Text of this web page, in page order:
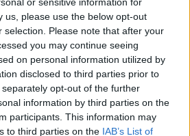
us, please use the below opt-out
selection. Please note that after your
you may continue seeing
on personal information utilized by
disclosed to third parties prior to
opt-out of the further
information by third parties on the
participants. This information may
to third parties on the IAB’s List of
pa nikoli ni priznal, da to ni
'hollywoodsko
zamenjal za umetno